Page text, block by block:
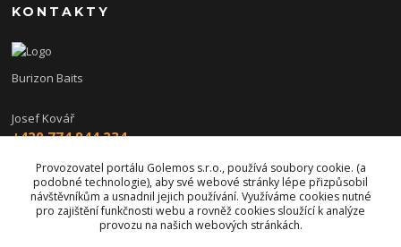
KONTAKTY
Burizon Baits
Josef Kovář
+420 774 944 234
burizon@burizonbaits.cz
Provozovatel portálu Golemos s.r.o., používá soubory cookie. (a
podobné technologie), aby své webové stránky lépe přizpůsobil
návštěvníkům a usnadnil jejich používání. Využíváme cookies nutné
pro zajištění funkčnosti webu a rovněž cookies sloužící k analýze
provozu na našich webových stránkách.